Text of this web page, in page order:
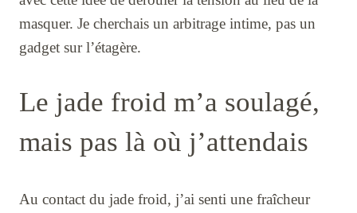
masquer. Je cherchais un arbitrage intime, pas un
gadget sur l’étagère.
Le jade froid m’a soulagé,
mais pas là où j’attendais
Au contact du jade froid, j’ai senti une fraîcheur